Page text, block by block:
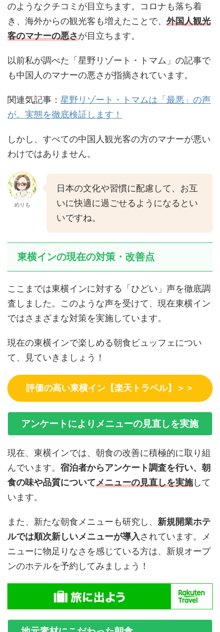
のようなクチコミが目立ちます。コロナも落ち着
き、海外からの観光客も増えたことで、 外国人観光
客のマナーの悪さが目立ちます。
以前私が調べた「星野リゾート・トマム」の記事で
も中国人のマナーの悪さが指摘されています。
関連気記事： 星野リゾート・トマムは「最悪」の声
が。実態を徹底検証します！
しかし、すべての中国人観光客の方のマナーが悪い
わけではありません。
めりも
日本の文化や習慣に配慮して、お互
いに快適に過ごせるようになるとい
いですね。
東横インの現在の対策・改善点
ここまでは東横インに対する「ひどい」声を徹底調
査しました。このような声を受けて、現在東横イン
ではさまざまな対策を実施しています。
現在の東横インで楽しめる朝食ビュッフェについ
て、見ていきましょう！
評価の高い東横イン【楽天トラベル】＞＞
アンケートによりメニューの見直しを実施
現在、東横インでは、朝食の改善に積極的に取り組
んでいます。 宿泊者からアンケート調査を行い、朝
食の味や品質についてメニューの見直しを実施して
います。
また、新たな朝食メニューも研究し、 新規開業ホテ
ルでは順次新しいメニューが導入されています。メ
ニューに物足りなさを感じている方は、新規オープ
ンのホテルを予約してみましょう！